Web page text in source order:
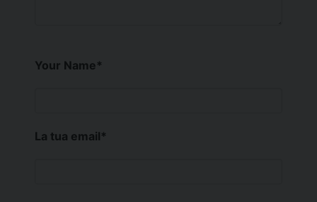
Your Name*
La tua email*